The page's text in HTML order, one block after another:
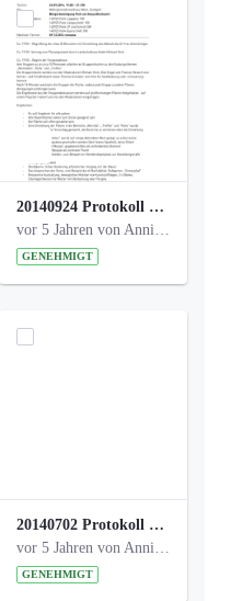
20140924 Protokoll Park am Gesundheitsamt 03.pdf
vor 5 Jahren von Anni Schlumberger
GENEHMIGT
20140702 Protokoll Park am Gesundheitsam 01.pdf
vor 5 Jahren von Anni Schlumberger
GENEHMIGT